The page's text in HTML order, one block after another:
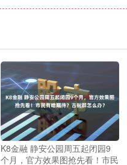
K8金融 静安公园周五起闭园9
个月，官方效果图抢先看！市民